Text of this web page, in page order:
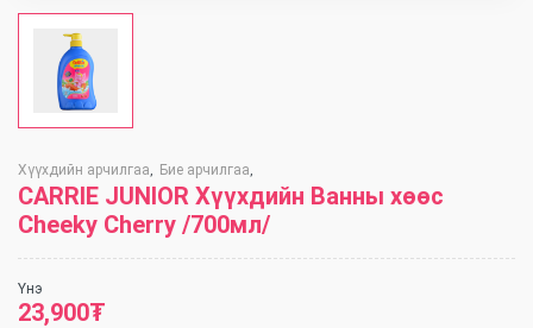
Хүүхдийн арчилгаа, Бие арчилгаа,
CARRIE JUNIOR Хүүхдийн Ванны хөөс
Cheeky Cherry /700мл/
Үнэ
23,900₮